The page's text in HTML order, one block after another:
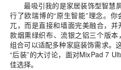
最吸引我的是家居装饰型智慧
行了欧瑞博的“原生智能”理念。
兀，而是直接和墙面完美融合，
款烟熏绿织布、流银之铝三个版
组合可以适配多种家庭装饰需求。
“后装”的大讨论，面对MixPad 7
佳选择。